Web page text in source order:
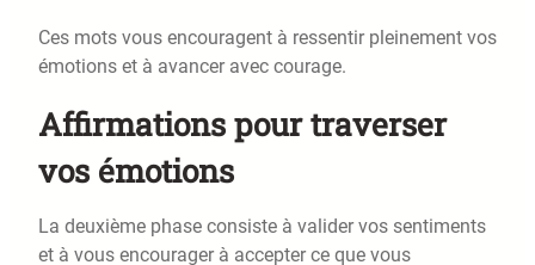
Ces mots vous encouragent à ressentir pleinement vos
émotions et à avancer avec courage.
Affirmations pour traverser
vos émotions
La deuxième phase consiste à valider vos sentiments
et à vous encourager à accepter ce que vous